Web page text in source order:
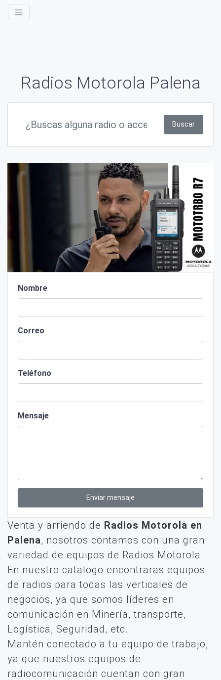
Radios Motorola Palena
Buscar
Nombre
Correo
Teléfono
Mensaje
Enviar mensaje
Venta y arriendo de Radios Motorola en
Palena, nosotros contamos con una gran
variedad de equipos de Radios Motorola.
En nuestro catalogo encontraras equipos
de radios para todas las verticales de
negocios, ya que somos líderes en
comunicación en Minería, transporte,
Logística, Seguridad, etc.
Mantén conectado a tu equipo de trabajo,
ya que nuestros equipos de
radiocomunicación cuentan con gran